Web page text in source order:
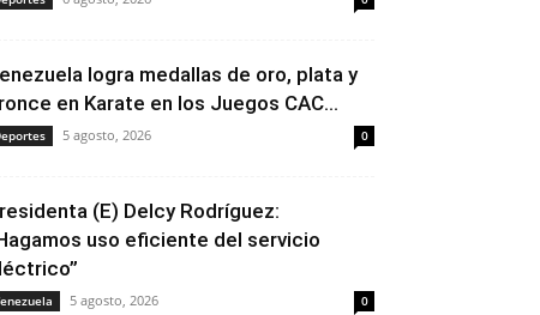
logra medallas de oro, plata y
en Karate en los Juegos CAC...
5 agosto, 2026 0
(E) Delcy Rodríguez:
uso eficiente del servicio
5 agosto, 2026 0